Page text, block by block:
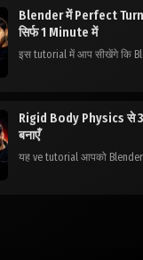
Blender में Perfect
सिर्फ 1 Minute में
इस tutorial में आप सीखेंगे कि
Rigid Body Physics से
बनाएँ
यह ve tutorial आपको